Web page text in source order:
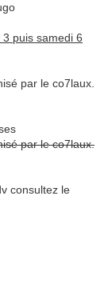
puis samedi 6
par le co7laux.
par le co7laux.
consultez le